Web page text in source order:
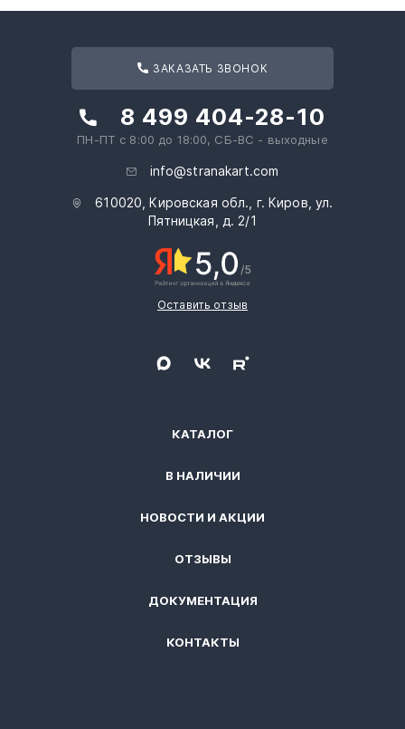
КАТАЛОГ
В НАЛИЧИИ
НОВОСТИ И АКЦИИ
ОТЗЫВЫ
ДОКУМЕНТАЦИЯ
КОНТАКТЫ
ЗАКАЗАТЬ ЗВОНОК
8 499 404-28-10
ПН-ПТ с 8:00 до 18:00, СБ-ВС - выходные
info@stranakart.com
610020, Кировская обл., г. Киров, ул.
Пятницкая, д. 2/1
Оставить отзыв